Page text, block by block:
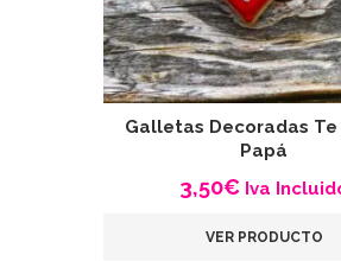
Galletas Decoradas Te
Papá
3,50€ Iva
VER PRODUCTO